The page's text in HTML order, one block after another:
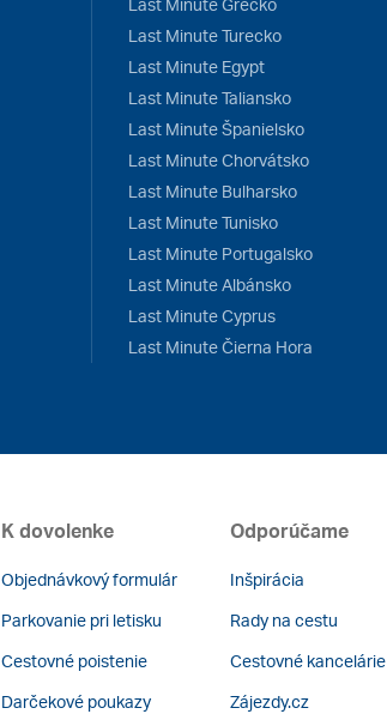
Last Minute Grécko
Last Minute Turecko
Last Minute Egypt
Last Minute Taliansko
Last Minute Španielsko
Last Minute Chorvátsko
Last Minute Bulharsko
Last Minute Tunisko
Last Minute Portugalsko
Last Minute Albánsko
Last Minute Cyprus
Last Minute Čierna Hora
K dovolenke
Objednávkový formulár
Parkovanie pri letisku
Cestovné poistenie
Darčekové poukazy
Odporúčame
Inšpirácia
Rady na cestu
Cestovné kancelárie
Zájezdy.cz